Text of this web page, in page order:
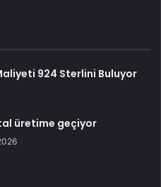
924 Sterlini Buluyor
üretime geçiyor